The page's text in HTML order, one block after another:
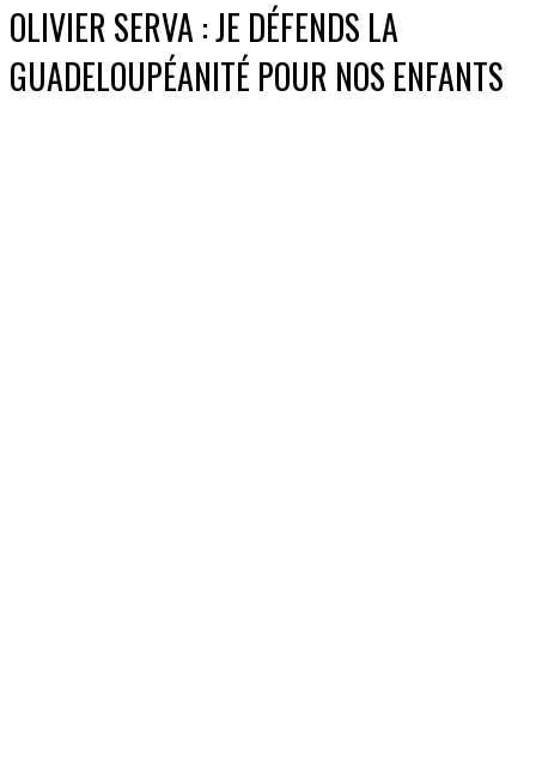
OLIVIER SERVA : JE DÉFENDS LA
GUADELOUPÉANITÉ POUR NOS ENFANTS